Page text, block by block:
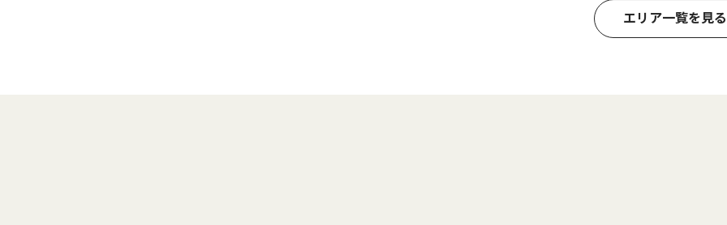
エリア一覧を見る